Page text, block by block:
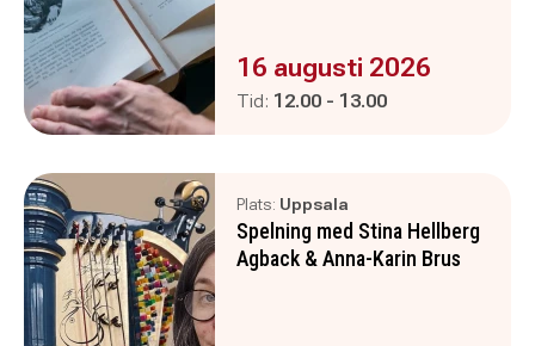
Evenemanget är :
16 augusti 2026
Tid: Pågår mellan
12.00 - och
13.00
Plats: Uppsala
Spelning med Stina Hellberg
Agback & Anna-Karin Brus